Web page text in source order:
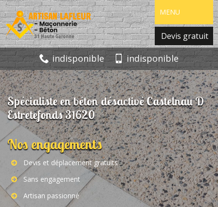
MENU
Devis gratuit
indisponible indisponible
Spécialiste en béton désactivé Castelnau D
Estretefonds 31620
Nos engagements
Devis et déplacement gratuits
Sans engagement
Artisan passionné